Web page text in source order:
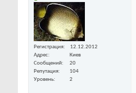
Регистрация
12.12.2012
Адрес
Киев
Сообщений
20
Репутация
104
Уровень
2